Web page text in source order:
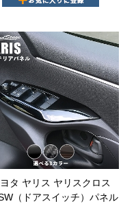
ヨタ ヤリス ヤリスクロス
（ドアスイッチ）パネル